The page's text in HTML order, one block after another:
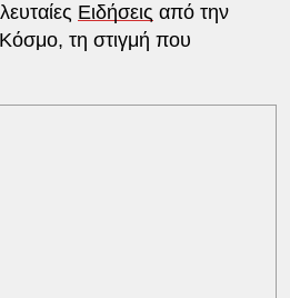
Ειδήσεις από την
τη στιγμή που